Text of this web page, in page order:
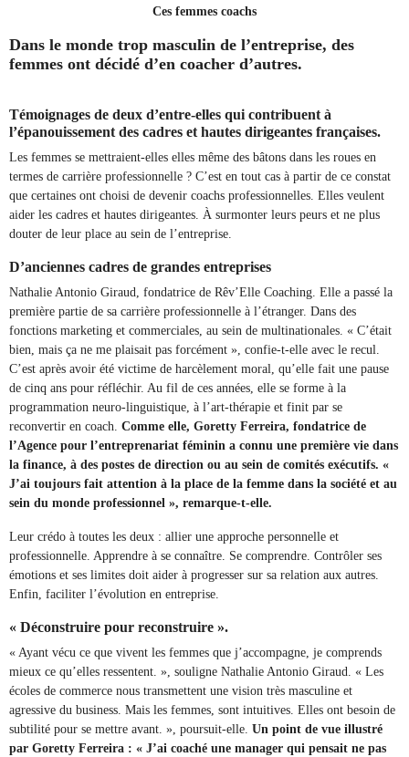
Ces femmes coachs
Dans le monde trop masculin de l’entreprise, des
femmes ont décidé d’en coacher d’autres.
Témoignages de deux d’entre-elles qui contribuent à
l’épanouissement des cadres et hautes dirigeantes françaises.
Les femmes se mettraient-elles elles même des bâtons dans les roues en
termes de carrière professionnelle ? C’est en tout cas à partir de ce constat
que certaines ont choisi de devenir coachs professionnelles. Elles veulent
aider les cadres et hautes dirigeantes. À surmonter leurs peurs et ne plus
douter de leur place au sein de l’entreprise.
D’anciennes cadres de grandes entreprises
Nathalie Antonio Giraud, fondatrice de Rêv’Elle Coaching. Elle a passé la
première partie de sa carrière professionnelle à l’étranger. Dans des
fonctions marketing et commerciales, au sein de multinationales. « C’était
bien, mais ça ne me plaisait pas forcément », confie-t-elle avec le recul.
C’est après avoir été victime de harcèlement moral, qu’elle fait une pause
de cinq ans pour réfléchir. Au fil de ces années, elle se forme à la
programmation neuro-linguistique, à l’art-thérapie et finit par se
reconvertir en coach. Comme elle, Goretty Ferreira, fondatrice de
l’Agence pour l’entreprenariat féminin a connu une première vie dans
la finance, à des postes de direction ou au sein de comités exécutifs. «
J’ai toujours fait attention à la place de la femme dans la société et au
sein du monde professionnel », remarque-t-elle.
Leur crédo à toutes les deux : allier une approche personnelle et
professionnelle. Apprendre à se connaître. Se comprendre. Contrôler ses
émotions et ses limites doit aider à progresser sur sa relation aux autres.
Enfin, faciliter l’évolution en entreprise.
« Déconstruire pour reconstruire ».
« Ayant vécu ce que vivent les femmes que j’accompagne, je comprends
mieux ce qu’elles ressentent. », souligne Nathalie Antonio Giraud. « Les
écoles de commerce nous transmettent une vision très masculine et
agressive du business. Mais les femmes, sont intuitives. Elles ont besoin de
subtilité pour se mettre avant. », poursuit-elle. Un point de vue illustré
par Goretty Ferreira : « J’ai coaché une manager qui pensait ne pas